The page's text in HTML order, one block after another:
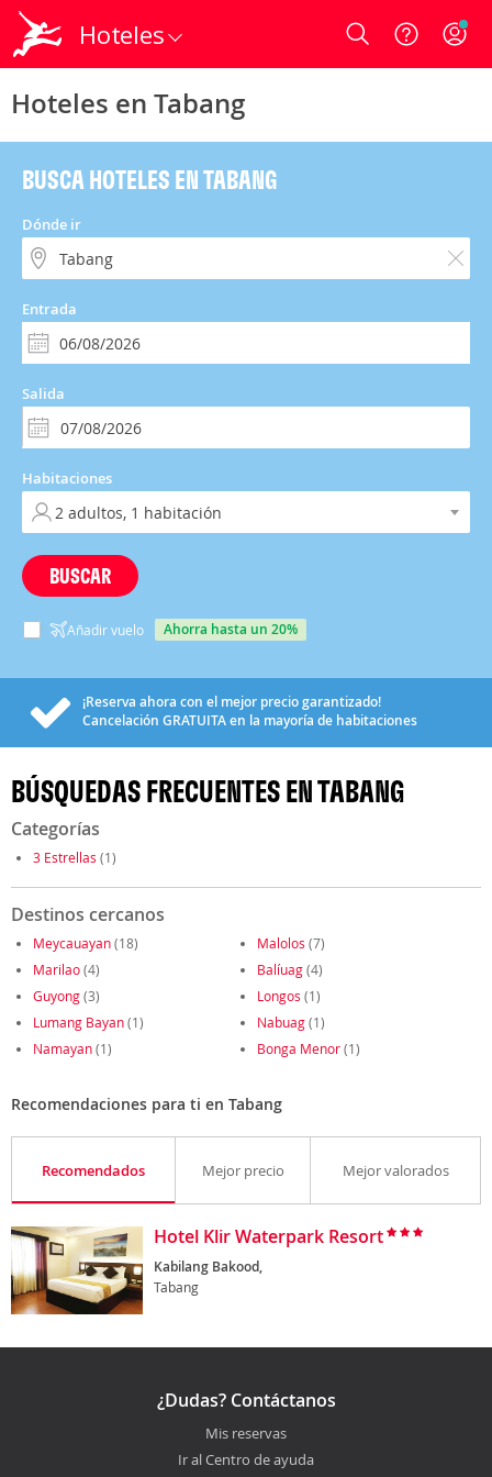
Hoteles Login
Hoteles en Tabang
BUSCA HOTELES EN TABANG
Dónde ir
Entrada
Salida
Habitaciones
BUSCAR
Añadir vuelo ahorra hasta un 20%
¡Reserva ahora con el mejor precio garantizado!
Cancelación GRATUITAen la mayoría de habitaciones
BÚSQUEDAS FRECUENTES EN TABANG
Categorías
3 Estrellas (1)
Destinos cercanos
Meycauayan(18) Malolos (7)
Marilao(4) Balíuag(4)
Guyong(3) Longos (1)
Lumang Bayan(1) Nabuag(1)
Namayan(1) Bonga Menor(1)
Recomendaciones para ti en Tabang
Recomendados Mejor precio Mejor valorados
Hotel Klir Waterpark Resort
Kabilang Bakood,
Tabang
¿Dudas? Contáctanos
Mis reservas
Ir al Centro de ayuda